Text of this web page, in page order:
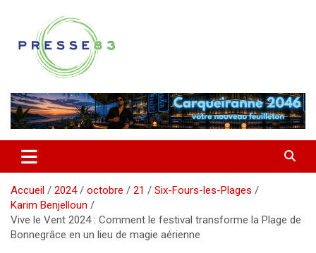
contenu
Presse 83
Accueil 2024 octobre 21
Six-Fours-les-Plages
Karim Benjelloun
Vive le Vent 2024 : Comment le festival transforme la Plage de
Bonnegrâce en un lieu de magie aérienne